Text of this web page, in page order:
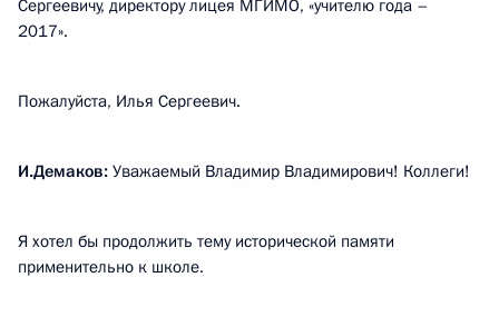
Сергеевичу, директору лицея МГИМО, «учителю года –
2017».
Пожалуйста, Илья Сергеевич.
И.Демаков: Уважаемый Владимир Владимирович! Коллеги!
Я хотел бы продолжить тему исторической памяти
применительно к школе.